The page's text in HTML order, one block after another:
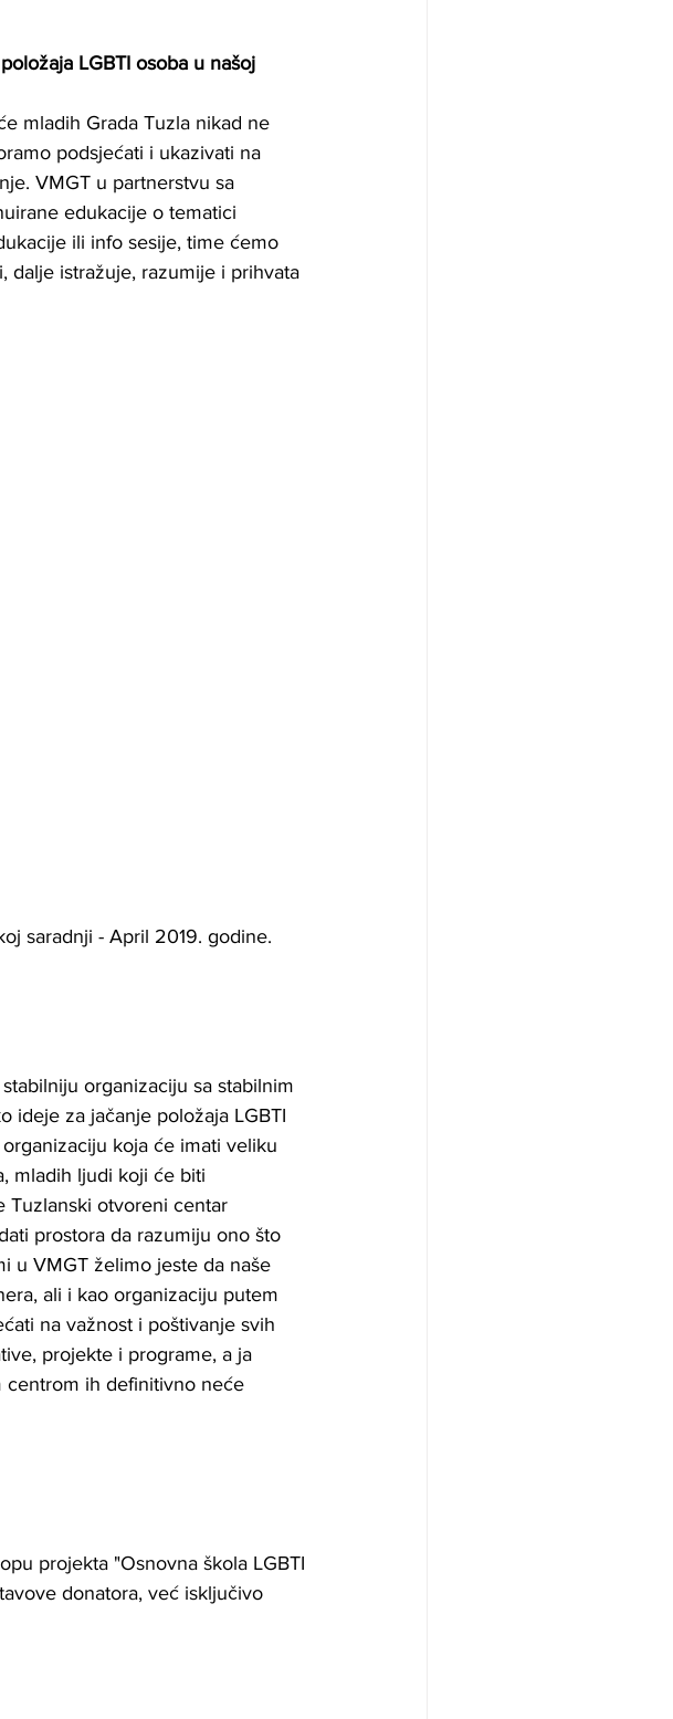
LGBTI osoba u našoj
mladih Grada Tuzla nikad ne
podsjećati i ukazivati na
VMGT u partnerstvu sa
edukacije o tematici
ili info sesije, time ćemo
dalje istražuje, razumije i prihvata
saradnji - April 2019. godine.
organizaciju sa stabilnim
ideje za jačanje položaja LGBTI
koja će imati veliku
mladih ljudi koji će biti
Tuzlanski otvoreni centar
prostora da razumiju ono što
u VMGT želimo jeste da naše
ali i kao organizaciju putem
na važnost i poštivanje svih
projekte i programe, a ja
centrom ih definitivno neće
projekta "Osnovna škola LGBTI
donatora, već isključivo